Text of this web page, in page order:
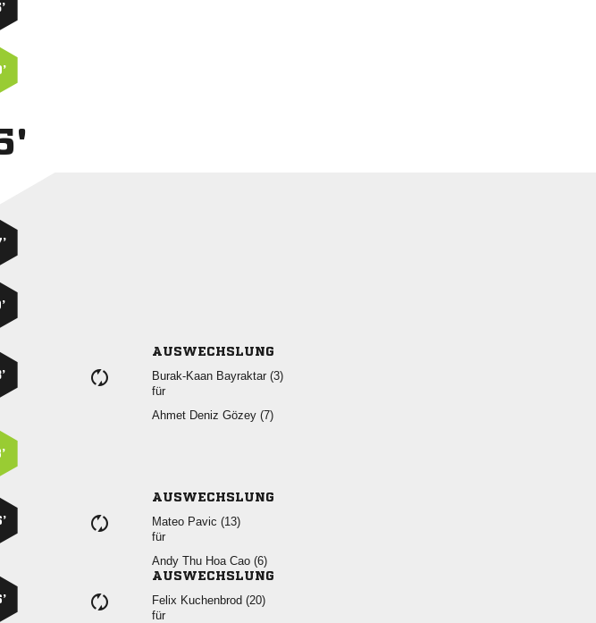
AUSWECHSLUNG
  
für
   
AUSWECHSLUNG
  
für
    
AUSWECHSLUNG
  
für